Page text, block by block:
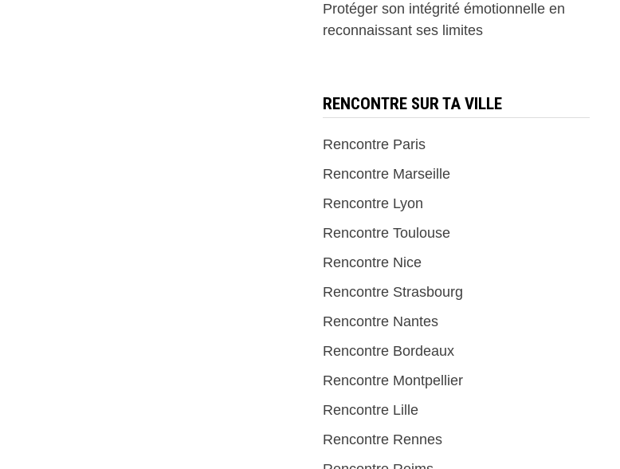
Protéger son intégrité émotionnelle en
reconnaissant ses limites
RENCONTRE SUR TA VILLE
Rencontre Paris
Rencontre Marseille
Rencontre Lyon
Rencontre Toulouse
Rencontre Nice
Rencontre Strasbourg
Rencontre Nantes
Rencontre Bordeaux
Rencontre Montpellier
Rencontre Lille
Rencontre Rennes